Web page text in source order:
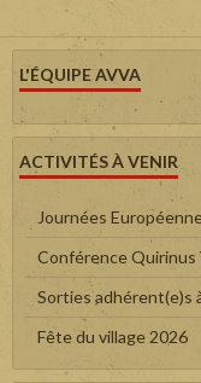
L'ÉQUIPE AVVA
ACTIVITÉS À VENIR
Journées
Conférence Quirinus
Sorties adhérent(e)s
Fête du village 2026